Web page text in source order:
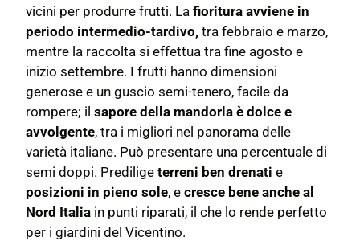
vicini per produrre frutti. Lafioritura avviene in
periodo intermedio-tardivo,tra febbraio e marzo,
mentre la raccolta si effettua tra fine agosto e
inizio settembre. I frutti hanno dimensioni
generose e un guscio semi-tenero, facile da
rompere; ilsapore della mandorla è dolce e
avvolgente, tra i migliori nel panorama delle
varietà italiane. Può presentare una percentuale di
semi doppi. Prediligeterreni ben drenati e
posizioni in pieno sole, ecresce bene anche al
Nord Italia in punti riparati, il che lo rende perfetto
per i giardini del Vicentino.